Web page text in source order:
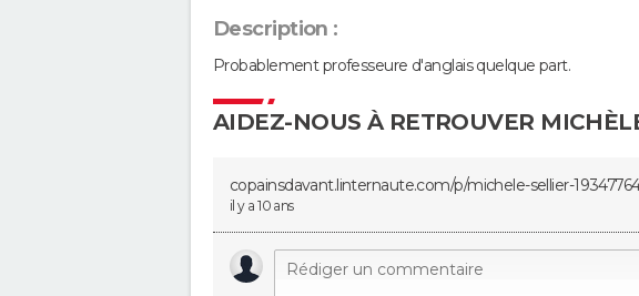
Description :
Probablement professeure d'anglais quelque part.
AIDEZ-NOUS À RETROUVER
copainsdavant.linternaute.com/­p/michele-sellier-
il y a 10 ans